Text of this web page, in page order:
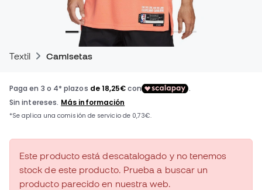
Textil Camisetas
Este producto está descatalogado y no tenemos
stock de este producto. Prueba a buscar un
producto parecido en nuestra web.